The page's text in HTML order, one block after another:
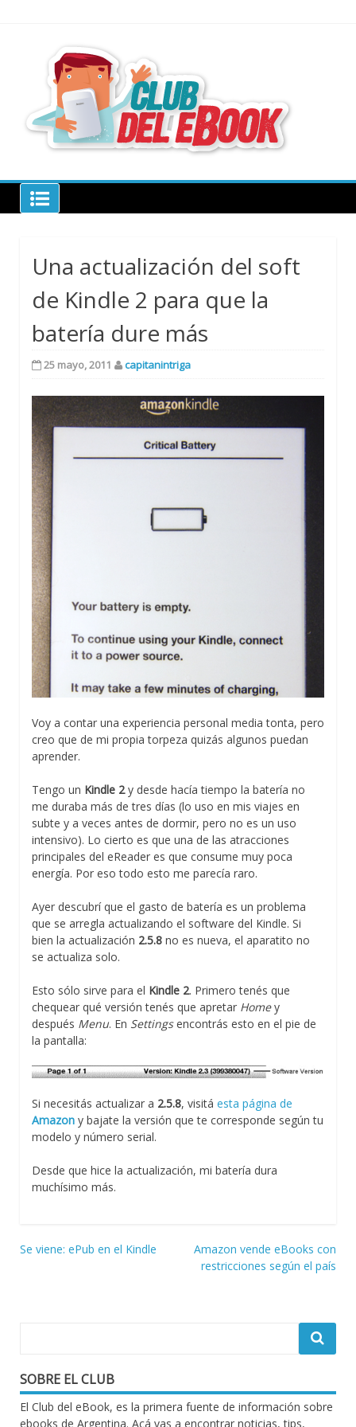
Club del ebook
Una actualización del soft
de Kindle 2 para que la
batería dure más
25 mayo, 2011 capitanintriga
Voy a contar una experiencia personal media tonta, pero
creo que de mi propia torpeza quizás algunos puedan
aprender.
Tengo un Kindle 2y desde hacía tiempo la batería no
me duraba más de tres días (lo uso en mis viajes en
subte y a veces antes de dormir, pero no es un uso
intensivo). Lo cierto es que una de las atracciones
principales del eReader es que consume muy poca
energía. Por eso todo esto me parecía raro.
Ayer descubrí que el gasto de batería es un problema
que se arregla actualizando el software del Kindle. Si
bien la actualización 2.5.8 no es nueva, el aparatito no
se actualiza solo.
Esto sólo sirve para el Kindle 2. Primero tenés que
chequear qué versión tenés que apretar Homey
después Menu. En Settingsencontrás esto en el pie de
la pantalla:
Si necesitás actualizar a 2.5.8, visitá esta página de
Amazon y bajate la versión que te corresponde según tu
modelo y número serial.
Desde que hice la actualización, mi batería dura
muchísimo más.
Navegación
Se viene: ePub en el Kindle
Amazon vende eBooks con
restricciones según el país
SOBRE EL CLUB
El Club del eBook, es la primera fuente de información sobre
ebooks de Argentina. Acá vas a encontrar noticias, tips,